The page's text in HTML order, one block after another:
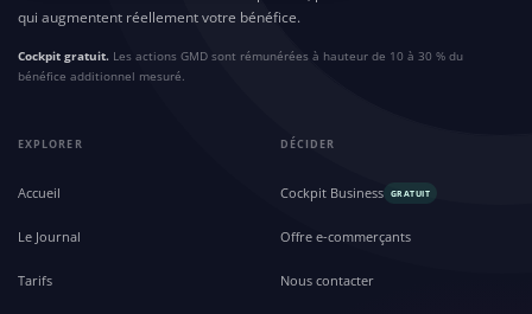
qui augmentent réellement votre bénéfice.
Cockpit gratuit. Les actions GMD sont rémunérées à hauteur de 10 à 30 % du
bénéfice additionnel mesuré.
EXPLORER
Accueil
Le Journal
Tarifs
DÉCIDER
Cockpit Business GRATUIT
Offre e-commerçants
Nous contacter